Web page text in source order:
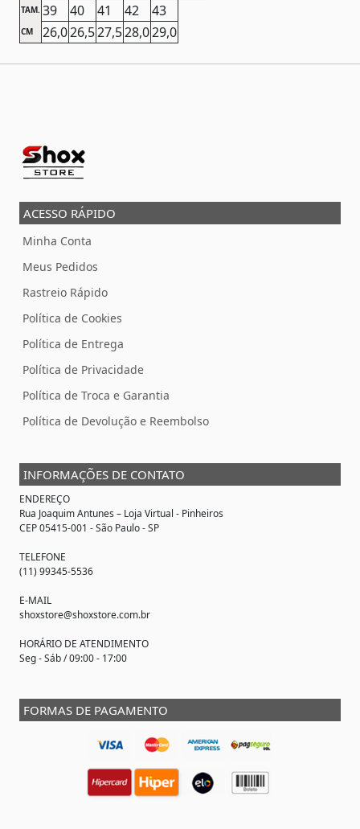
TAM. 39 40 41 42 43
CM 26,026,527,528,029,0
ACESSO RÁPIDO
Minha Conta
Meus Pedidos
Rastreio Rápido
Política de Cookies
Política de Entrega
Política de Privacidade
Política de Troca e Garantia
Política de Devolução e Reembolso
INFORMAÇÕES DE CONTATO
ENDEREÇO
Rua Joaquim Antunes – Loja Virtual - Pinheiros
CEP 05415-001 - São Paulo - SP
TELEFONE
(11) 99345-5536
E-MAIL
shoxstore@shoxstore.com.br
HORÁRIO DE ATENDIMENTO
Seg - Sáb / 09:00 - 17:00
FORMAS DE PAGAMENTO